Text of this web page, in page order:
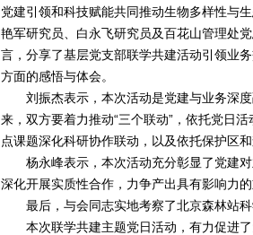
党建引领和科技赋能共同推动生物多样性与
艳军研究员、白永飞研究员及百花山管理处
言，分享了基层党支部联学共建活动引领业
方面的感悟与体会。
刘振杰表示，本次活动是党建与业务深度
来，双方要着力推动“三个联动”，依托党日
点课题深化科研协作联动，以及依托保护区
杨永峰表示，本次活动充分彰显了党建对
深化开展实质性合作，力争产出具有影响力
最后，与会同志实地考察了北京森林站科
本次联学共建主题党日活动，有力促进了